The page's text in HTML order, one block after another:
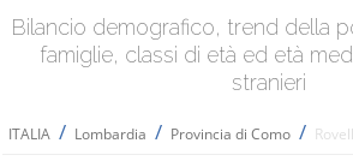
Bilancio demografico, trend della
famiglie, classi di età ed età
stranieri
ITALIA / Lombardia / Provincia di Como /